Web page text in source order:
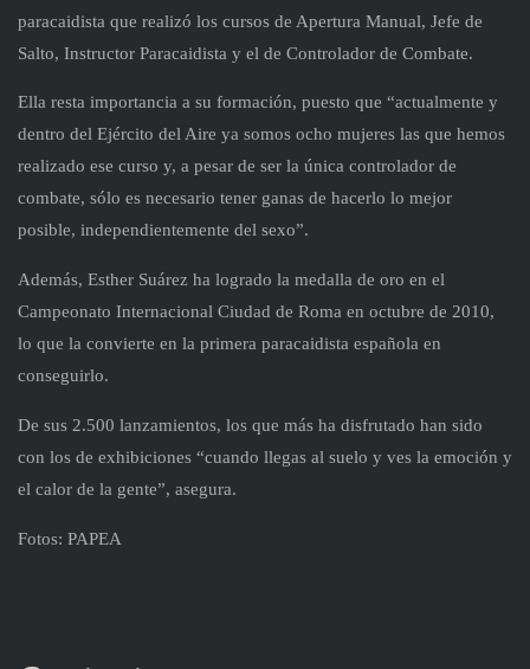
paracaidista que realizó los cursos de Apertura Manual, Jefe de
Salto, Instructor Paracaidista y el de Controlador de Combate.
Ella resta importancia a su formación, puesto que “actualmente y
dentro del Ejército del Aire ya somos ocho mujeres las que hemos
realizado ese curso y, a pesar de ser la única controlador de
combate, sólo es necesario tener ganas de hacerlo lo mejor
posible, independientemente del sexo”.
Además, Esther Suárez ha logrado la medalla de oro en el
Campeonato Internacional Ciudad de Roma en octubre de 2010,
lo que la convierte en la primera paracaidista española en
conseguirlo.
De sus 2.500 lanzamientos, los que más ha disfrutado han sido
con los de exhibiciones “cuando llegas al suelo y ves la emoción y
el calor de la gente”, asegura.
Fotos: PAPEA